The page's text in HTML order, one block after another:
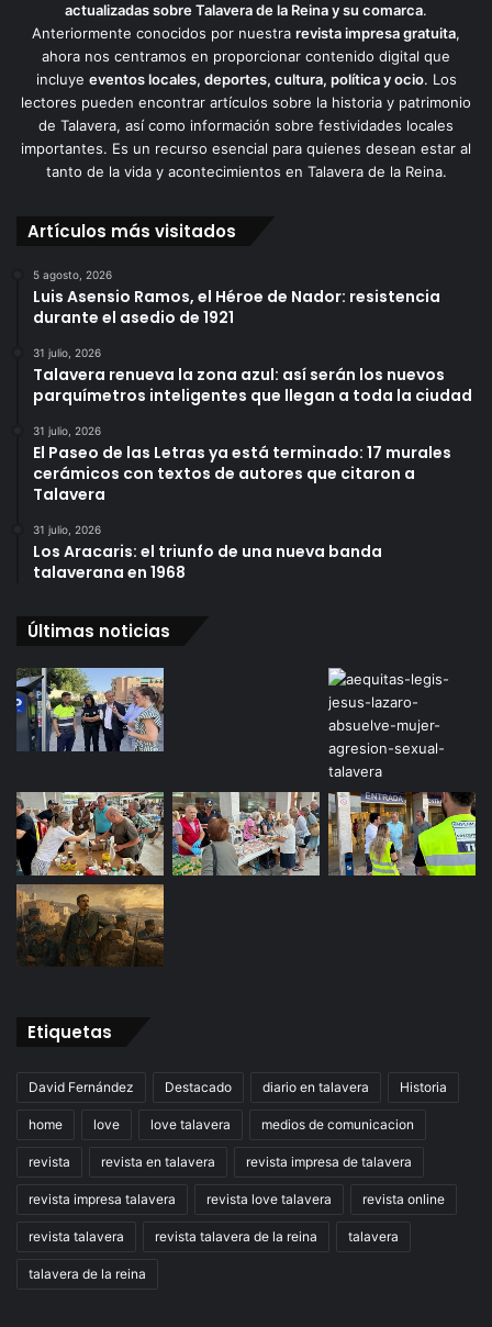
actualizadas sobre Talavera de la Reina y su comarca.
Anteriormente conocidos por nuestra revista impresa gratuita,
ahora nos centramos en proporcionar contenido digital que
incluye eventos locales, deportes, cultura, política y ocio. Los
lectores pueden encontrar artículos sobre la historia y patrimonio
de Talavera, así como información sobre festividades locales
importantes. Es un recurso esencial para quienes desean estar al
tanto de la vida y acontecimientos en Talavera de la Reina.
Artículos más visitados
5 agosto, 2026
Luis Asensio Ramos, el Héroe de Nador: resistencia
durante el asedio de 1921
31 julio, 2026
Talavera renueva la zona azul: así serán los nuevos
parquímetros inteligentes que llegan a toda la ciudad
31 julio, 2026
El Paseo de las Letras ya está terminado: 17 murales
cerámicos con textos de autores que citaron a
Talavera
31 julio, 2026
Los Aracaris: el triunfo de una nueva banda
talaverana en 1968
Últimas noticias
Etiquetas
David Fernández Destacado diario en talavera Historia
home love love talavera medios de comunicacion
revista revista en talavera revista impresa de talavera
revista impresa talavera revista love talavera revista online
revista talavera revista talavera de la reina talavera
talavera de la reina